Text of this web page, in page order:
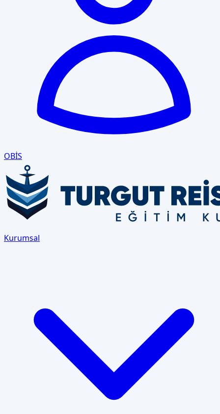
OBİS
Kurumsal